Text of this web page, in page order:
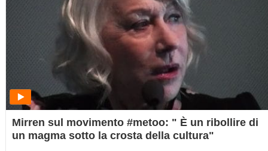
Mirren sul movimento #metoo: " È un ribollire di
un magma sotto la crosta della cultura"